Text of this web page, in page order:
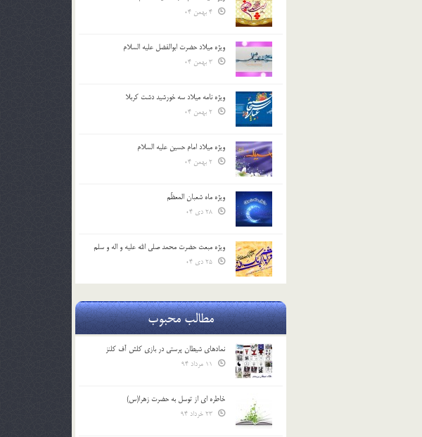
ویژه میلاد حضرت ابوالفضل علیه السلام
ویژه نامه میلاد سه خورشید دشت کربلا
ویژه میلاد امام حسین علیه السلام
ویژه ماه شعبان المعظّم
ویژه مبعث حضرت محمد صلی الله علیه و اله و سلم
مطالب محبوب
نمادهای شیطان پرستی در بازی کلش آف کلنز
خاطره ای از توسل به حضرت زهرا(س)